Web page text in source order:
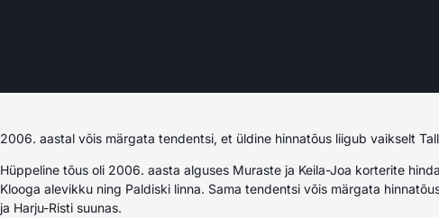
2006. aastal võis märgata tendentsi, et üldine hinnatõus liigub vaikselt
Hüppeline tõus oli 2006. aasta alguses Muraste ja Keila-Joa korterite
Klooga alevikku ning Paldiski linna. Sama tendentsi võis märgata
ja Harju-Risti suunas.